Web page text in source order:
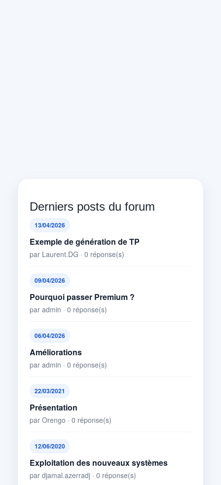
Derniers posts du forum
13/04/2026
Exemple de génération de TP
par Laurent.DG · 0 réponse(s)
09/04/2026
Pourquoi passer Premium ?
par admin · 0 réponse(s)
06/04/2026
Améliorations
par admin · 0 réponse(s)
22/03/2021
Présentation
par Orengo · 0 réponse(s)
12/06/2020
Exploitation des nouveaux systèmes
par djamal.azerradj · 0 réponse(s)